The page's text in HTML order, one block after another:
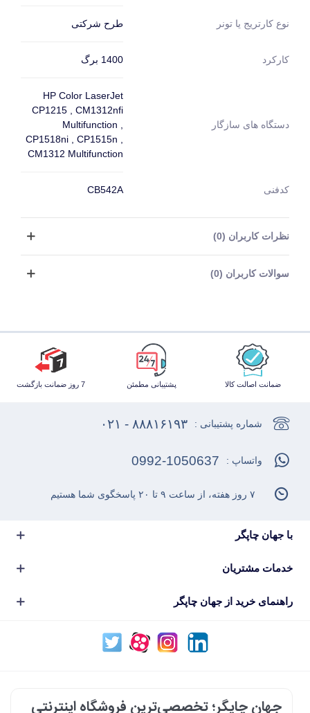
نوع کارتریج یا تونر طرح شرکتی
کارکرد 1400 برگ
دستگاه های سازگار
HP Color LaserJet
CP1215 , CM1312nfi
Multifunction ,
CP1518ni , CP1515n ,
CM1312 Multifunction
کدفنی CB542A
نظرات کاربران (0)
سوالات کاربران (0)
ضمانت اصالت کالا پشتیبانی مطمئن 7 روز ضمانت بازگشت
با جهان چاپگر
خدمات مشتریان
راهنمای خرید از جهان چاپگر
شماره پشتیبانی : ۸۸۸۱۶۱۹۳ - ۰۲۱
واتساپ : 0992-1050637
۷ روز هفته، از ساعت ۹ تا ۲۰ پاسخگوی شما هستیم
جهان چاپگر؛ تخصصی‌ترین فروشگاه اینترنتی